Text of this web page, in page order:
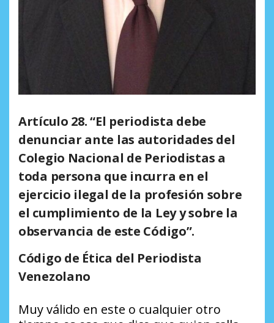
Artículo 28. “El periodista debe
denunciar ante las autoridades del
Colegio Nacional de Periodistas a
toda persona que incurra en el
ejercicio ilegal de la profesión sobre
el cumplimiento de la Ley y sobre la
observancia de este Código”.
Código de Ética del Periodista
Venezolano
Muy válido en este o cualquier otro